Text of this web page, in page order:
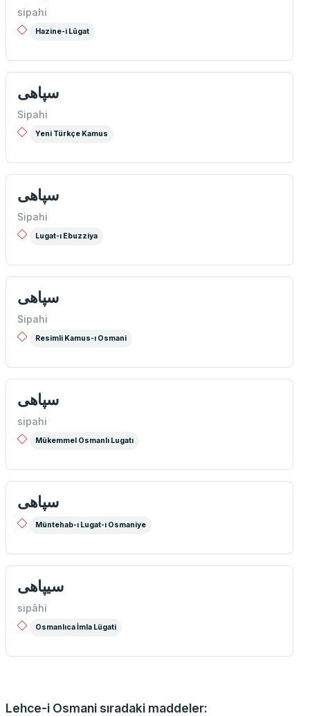
sipahi
Hazine-i Lûgat
سپاهی
Sipahi
Yeni Türkçe Kamus
سپاهی
Sipahi
Lugat-ı Ebuzziya
سپاهی
Sipahi
Resimli Kamus-ı Osmani
سپاهی
sipahi
Mükemmel Osmanlı Lugatı
سپاهی
Müntehab-ı Lugat-ı Osmaniye
سیپاهی
sipâhi
Osmanlıca İmla Lügati
Lehce-i Osmani sıradaki maddeler: